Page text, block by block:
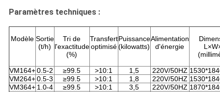
Paramètres techniques :
Modèle Sortie
(t/h)
Tri de
l'exactitude
(%)
Transfert
optimisé
Puissance
(kilowatts)
Alimentation
d'énergie
VM164+0.5-2 ≥99.5 >10:1 1,5 220V/50HZ
VM264+0.5-3 ≥99.5 >10:1 1,8 220V/50HZ
VM364+ 1.0-4 ≥99.5 >10:1 3,5 220V/50HZ